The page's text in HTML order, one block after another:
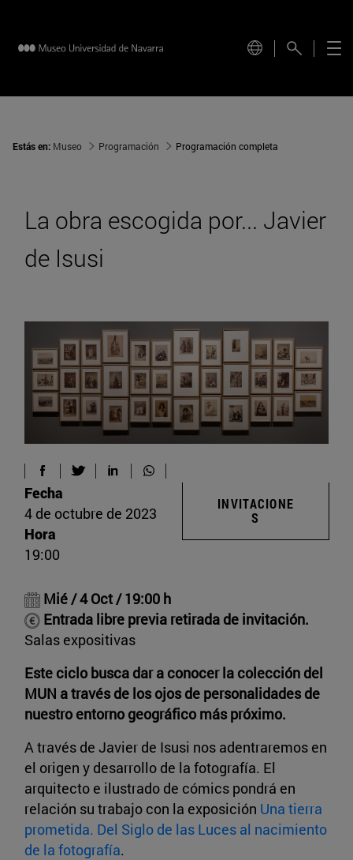
Estás en: Museo Programación Programación completa
La obra escogida por... Javier
de Isusi
Mié / 4 Oct / 19:00 h
Entrada libre previa retirada de invitación.
Salas expositivas
Este ciclo busca dar a conocer la colección del
MUN a través de los ojos de personalidades de
nuestro entorno geográfico más próximo.
A través de Javier de Isusi nos adentraremos en
el origen y desarrollo de la fotografía. El
arquitecto e ilustrado de cómics pondrá en
relación su trabajo con la exposición Una tierra
prometida. Del Siglo de las Luces al nacimiento
de la fotografía.
Fecha
4 de octubre de 2023
Hora
19:00
INVITACIONE
S